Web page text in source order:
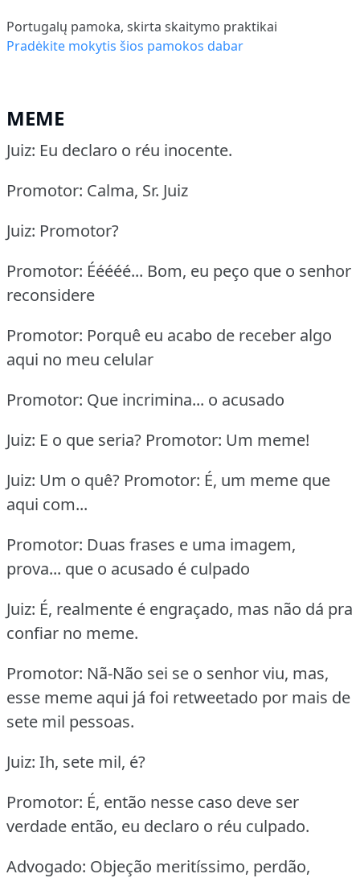
Portugalų pamoka, skirta skaitymo praktikai
Pradėkite mokytis šios pamokos dabar
MEME
Juiz: Eu declaro o réu inocente.
Promotor: Calma, Sr. Juiz
Juiz: Promotor?
Promotor: Ééééé... Bom, eu peço que o senhor
reconsidere
Promotor: Porquê eu acabo de receber algo
aqui no meu celular
Promotor: Que incrimina... o acusado
Juiz: E o que seria? Promotor: Um meme!
Juiz: Um o quê? Promotor: É, um meme que
aqui com...
Promotor: Duas frases e uma imagem,
prova... que o acusado é culpado
Juiz: É, realmente é engraçado, mas não dá pra
confiar no meme.
Promotor: Nã-Não sei se o senhor viu, mas,
esse meme aqui já foi retweetado por mais de
sete mil pessoas.
Juiz: Ih, sete mil, é?
Promotor: É, então nesse caso deve ser
verdade então, eu declaro o réu culpado.
Advogado: Objeção meritíssimo, perdão,